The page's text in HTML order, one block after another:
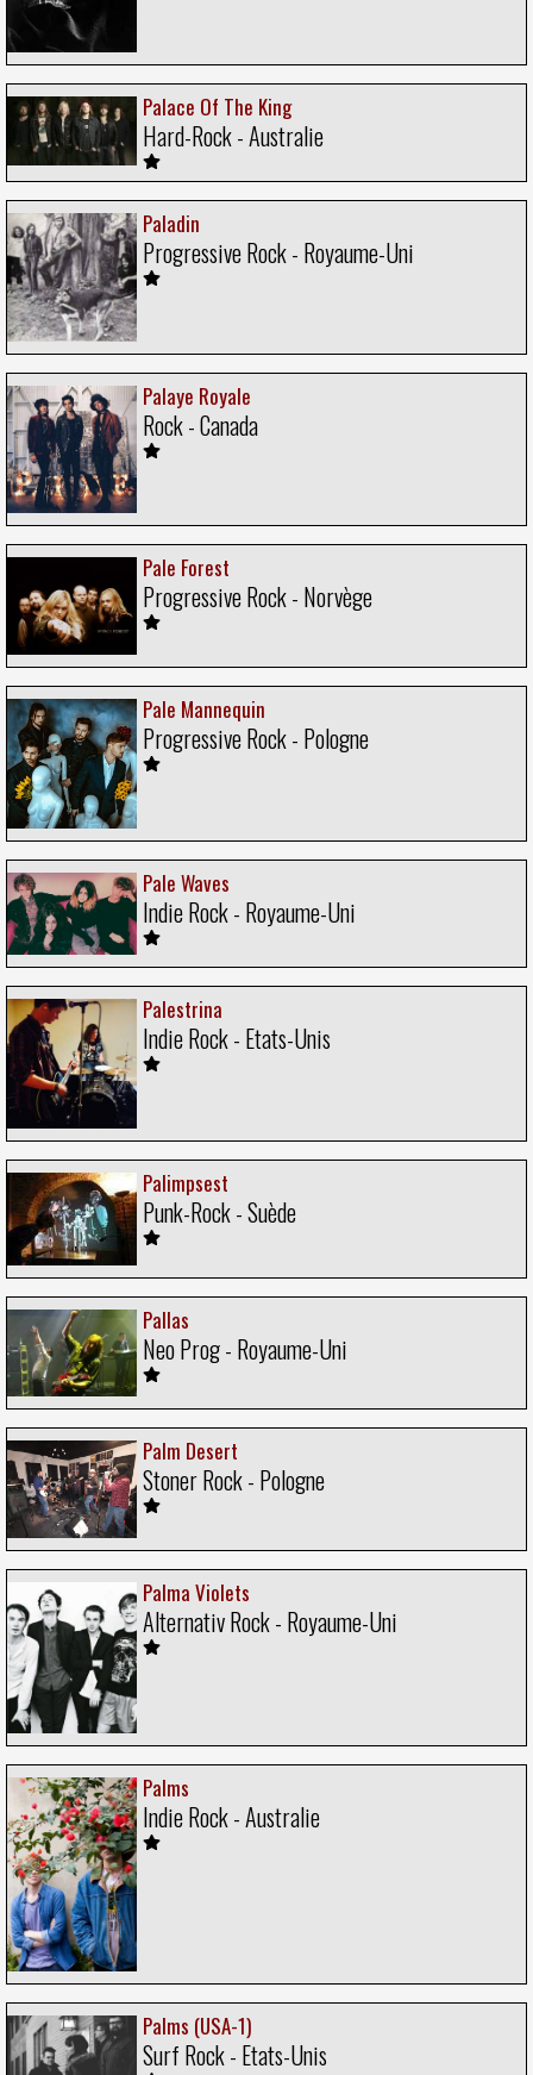
Palace Of The King
Hard-Rock - Australie
Paladin
Progressive Rock - Royaume-Uni
Palaye Royale
Rock - Canada
Pale Forest
Progressive Rock - Norvège
Pale Mannequin
Progressive Rock - Pologne
Pale Waves
Indie Rock - Royaume-Uni
Palestrina
Indie Rock - Etats-Unis
Palimpsest
Punk-Rock - Suède
Pallas
Neo Prog - Royaume-Uni
Palm Desert
Stoner Rock - Pologne
Palma Violets
Alternativ Rock - Royaume-Uni
Palms
Indie Rock - Australie
Palms (USA-1)
Surf Rock - Etats-Unis